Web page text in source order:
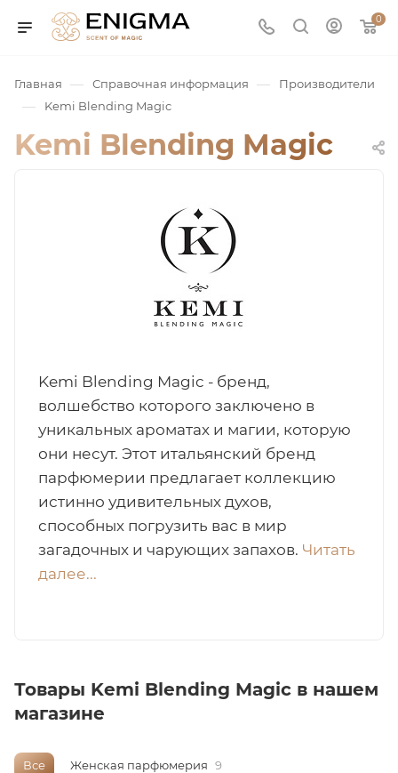
0
/ Нишевая
Арабская
Главная — Справочная информация — Производители
— Kemi Blending Magic
Kemi Blending Magic
Kemi Blending Magic - бренд,
волшебство которого заключено в
уникальных ароматах и магии, которую
они несут. Этот итальянский бренд
парфюмерии предлагает коллекцию
истинно удивительных духов,
способных погрузить вас в мир
загадочных и чарующих запахов. Читать
далее...
Товары Kemi Blending Magic в нашем
магазине
Все Женская парфюмерия 9